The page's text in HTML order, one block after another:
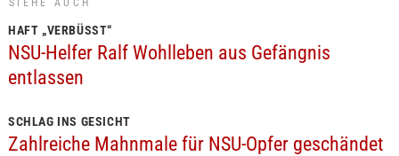
SIEHE AUCH
HAFT „VERBÜSST“
NSU-Helfer Ralf Wohlleben aus Gefängnis
entlassen
SCHLAG INS GESICHT
Zahlreiche Mahnmale für NSU-Opfer geschändet